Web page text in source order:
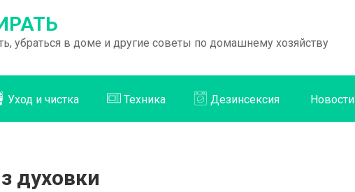
убраться в доме и другие советы по домашнему хозяйству
Уход и чистка Техника Дезинсексия Новости
духовки